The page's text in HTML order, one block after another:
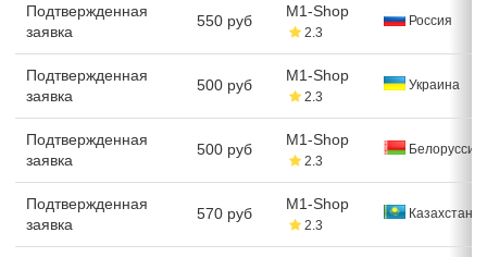
Подтвержденная
заявка
550 руб
M1-Shop
2.3
Россия
Подтвержденная
заявка
500 руб
M1-Shop
2.3
Украина
Подтвержденная
заявка
500 руб
M1-Shop
2.3
Белоруссия
Подтвержденная
заявка
570 руб
M1-Shop
2.3
Казахстан